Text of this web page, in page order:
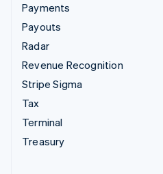
Payments
Payouts
Radar
Revenue Recognition
Stripe Sigma
Tax
Terminal
Treasury